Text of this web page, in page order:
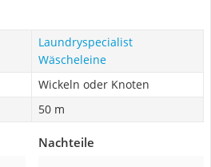
Laundryspecialist
Wäscheleine
Wickeln oder Knoten
50 m
Nachteile